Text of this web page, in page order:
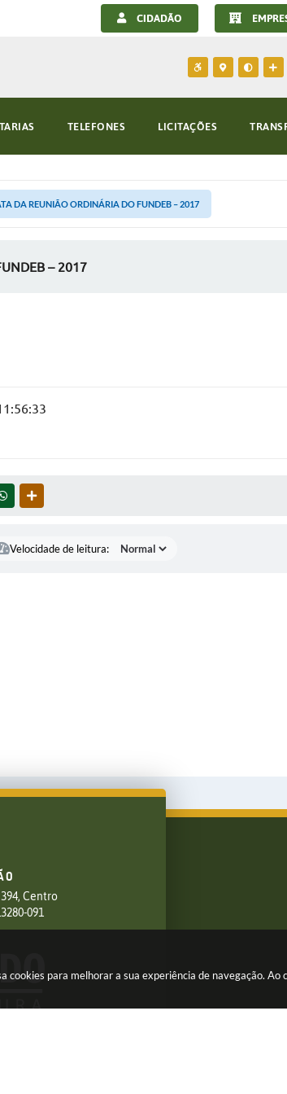
cookies para melhorar a sua experiência de navegação. Ao
CIDADÃO
TELEFONES LICITAÇÕES
DA REUNIÃO ORDINÁRIA DO FUNDEB – 2017
– 2017
WHATSAPP
Velocidade de leitura:
Centro
091